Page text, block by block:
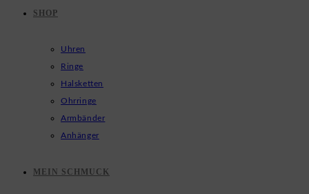
SHOP
Uhren
Ringe
Halsketten
Ohrringe
Armbänder
Anhänger
MEIN SCHMUCK